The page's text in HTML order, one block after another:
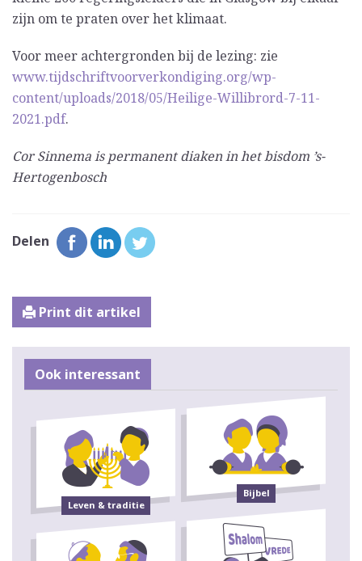
zijn om te praten over het klimaat.
Voor meer achtergronden bij de lezing: zie
www.tijdschriftvoorverkondiging.org/wp-
content/uploads/2018/05/Heilige-Willibrord-7-11-
2021.pdf.
Cor Sinnema is permanent diaken in het bisdom ’s-
Hertogenbosch
Delen
Print dit artikel
Ook interessant
Leven & traditie
Bijbel